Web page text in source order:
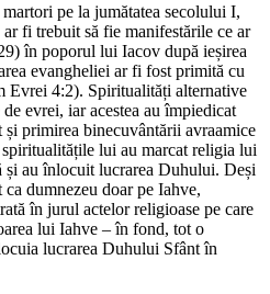
pe la jumătatea secolului I,
fi trebuit să fie manifestările ce ar
în poporul lui Iacov după ieșirea
evangheliei ar fi fost primită cu
Evrei 4:2). Spiritualități alternative
evrei, iar acestea au împiedicat
și primirea binecuvântării avraamice
lui au marcat religia lui
și au înlocuit lucrarea Duhului. Deși
dumnezeu doar pe Iahve,
în jurul actelor religioase pe care
lui Iahve – în fond, tot o
lucrarea Duhului Sfânt în